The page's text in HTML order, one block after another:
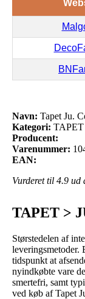
Navn: Tapet Ju.
Kategori:
Producent:
Varenummer:
EAN:
Vurderet til 4.9 ud
TAPET >
Størstedelen af
leveringsmetoder.
tidspunkt at
nyindkøbte vare
smertefri, samt
ved køb af Tapet